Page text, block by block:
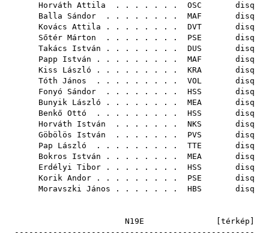
Horváth Attila . . . . . . . OSC disq
Balla Sándor . . . . . . . . MAF disq
Kovács Attila . . . . . . . . DVT disq
Sőtér Márton . . . . . . . . PSE disq
Takács István . . . . . . . . DUS disq
Papp István . . . . . . . . . MAF disq
Kiss László . . . . . . . . . KRA disq
Tóth János . . . . . . . . . VOL disq
Fonyó Sándor . . . . . . . . HSS disq
Bunyik László . . . . . . . . MEA disq
Benkő Ottó . . . . . . . . . HSS disq
Horváth István . . . . . . . NKS disq
Göbölös István . . . . . . . PVS disq
Pap László . . . . . . . . . TTE disq
Bokros István . . . . . . . . MEA disq
Erdélyi Tibor . . . . . . . . HSS disq
Korik Andor . . . . . . . . . PSE disq
Moravszki János . . . . . . . HBS disq
N19E [ térkép
--------------------------------------------------